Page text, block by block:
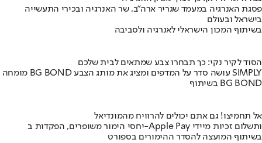
פסגת האנרגיה במעמד שגריר ארה"ב, שר האנרגיה ובכירי התעשייה
בישראל ובעולם
בשיתוף המכון הישראלי לאנרגיה ולסביבה
הסוד לקיר נקי: כך תבחרו צבע שמתאים לבית שלכם
מומחה BG BOND עושה סדר על המדפים ומציג את מותג הצבע SIMPLY
בשיתוף BG BOND
אל תחמיצו! גם אתם יכולים להרוויח מהמונדיאל
יחסי הימור משופרים, הפקדות ב-Apple Pay ותשלום זכיות מיידי
בשיתוף המועצה להסדר ההימורים בספורט